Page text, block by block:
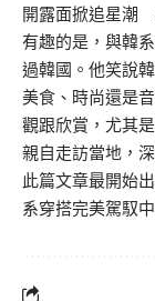
開露面掀追星潮
有趣的是，與韓
過韓國。他笑說
美食、時尚還是
觀跟欣賞，尤其
親自走訪當地，
此篇文章最開始
系穿搭完美駕馭